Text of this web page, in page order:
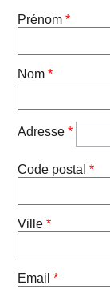
Prénom*
Nom*
Adresse*
Code postal*
Ville*
Email*